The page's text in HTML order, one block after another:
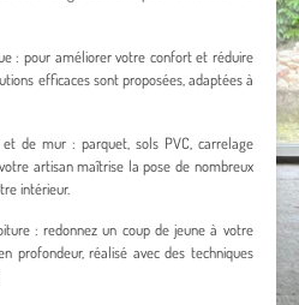
: pour améliorer votre confort et réduire
efficaces sont proposées, adaptées à
de mur : parquet, sols PVC, carrelage
artisan maîtrise la pose de nombreux
intérieur.
: redonnez un coup de jeune à votre
profondeur, réalisé avec des techniques